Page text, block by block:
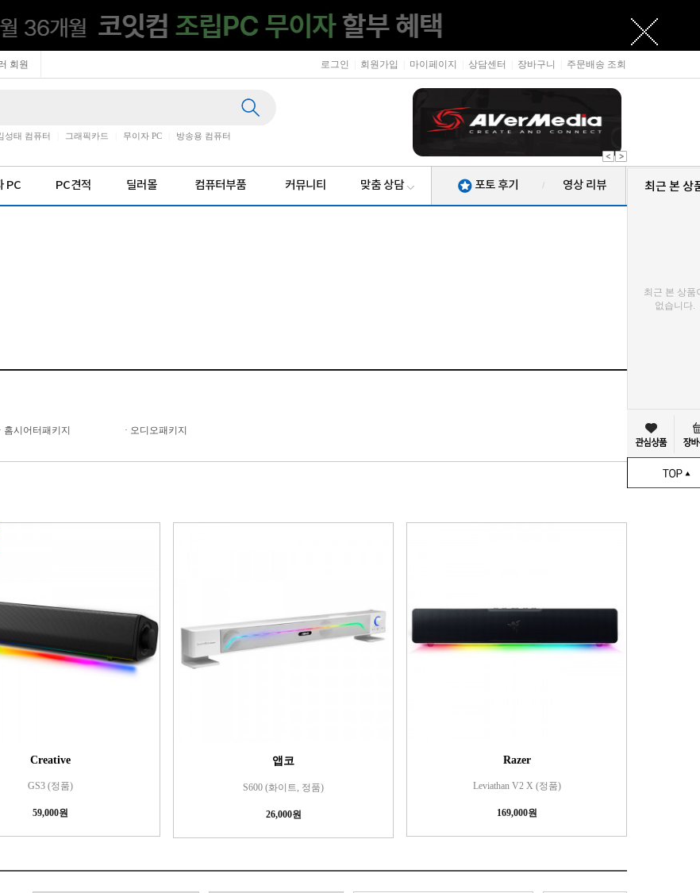
회원 로그인 회원가입 마이페이지 상담센터 장바구니 주문배송 조회
성태 컴퓨터 그래픽카드 무이자 PC 방송용 컴퓨터
PC PC견적 딜러몰 컴퓨터부품 커뮤니티 맞춤 상담 포토 후기 영상 리뷰
/
· 홈시어터패키지 · 오디오패키지
Creative
GS3 (정품)
59,000원
앱코
S600 (화이트, 정품)
26,000원
Razer
Leviathan V2 X (정품)
169,000원
최근 본 상
최근 본 상품
없습니다.